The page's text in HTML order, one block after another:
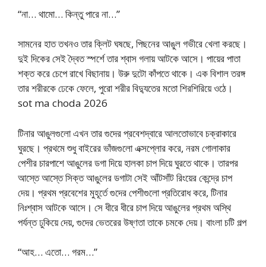
“না… থামো… কিন্তু পারে না…”
সামনের হাত তখনও তার ক্লিট ঘষছে, পিছনের আঙুল গভীরে খেলা করছে।
দুই দিকের সেই দ্বৈত স্পর্শে তার শ্বাস গলায় আটকে আসে। পায়ের পাতা
শক্ত করে চেপে রাখে বিছানায়। উরু দুটো কাঁপতে থাকে। এক বিশাল তরঙ্গ
তার শরীরকে ঢেকে ফেলে, পুরো শরীর বিদ্যুতের মতো শিরশিরিয়ে ওঠে।
sot ma choda 2026
টিনার আঙুলগুলো এখন তার গুদের প্রবেশদ্বারে আলতোভাবে চক্রাকারে
ঘুরছে। প্রথমে শুধু বাইরের ভাঁজগুলো এক্সপ্লোর করে, নরম গোলাকার
পেশীর চারপাশে আঙুলের ডগা দিয়ে হালকা চাপ দিয়ে ঘুরতে থাকে। তারপর
আস্তে আস্তে সিক্ত আঙুলের ডগাটা সেই আঁটসাঁট রিংয়ের কেন্দ্রে চাপ
দেয়। প্রথম প্রবেশের মুহূর্তে গুদের পেশীগুলো প্রতিরোধ করে, টিনার
নিঃশ্বাস আটকে আসে। সে ধীরে ধীরে চাপ দিয়ে আঙুলের প্রথম অস্থি
পর্যন্ত ঢুকিয়ে দেয়, গুদের ভেতরের উষ্ণতা তাকে চমকে দেয়। বাংলা চটি গল্প
“আহ… এতো… গরম…”